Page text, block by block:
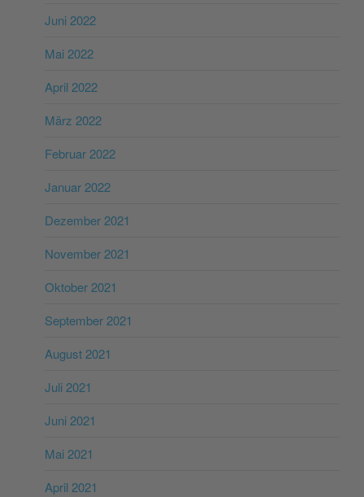
Juni 2022
Mai 2022
April 2022
März 2022
Februar 2022
Januar 2022
Dezember 2021
November 2021
Oktober 2021
September 2021
August 2021
Juli 2021
Juni 2021
Mai 2021
April 2021